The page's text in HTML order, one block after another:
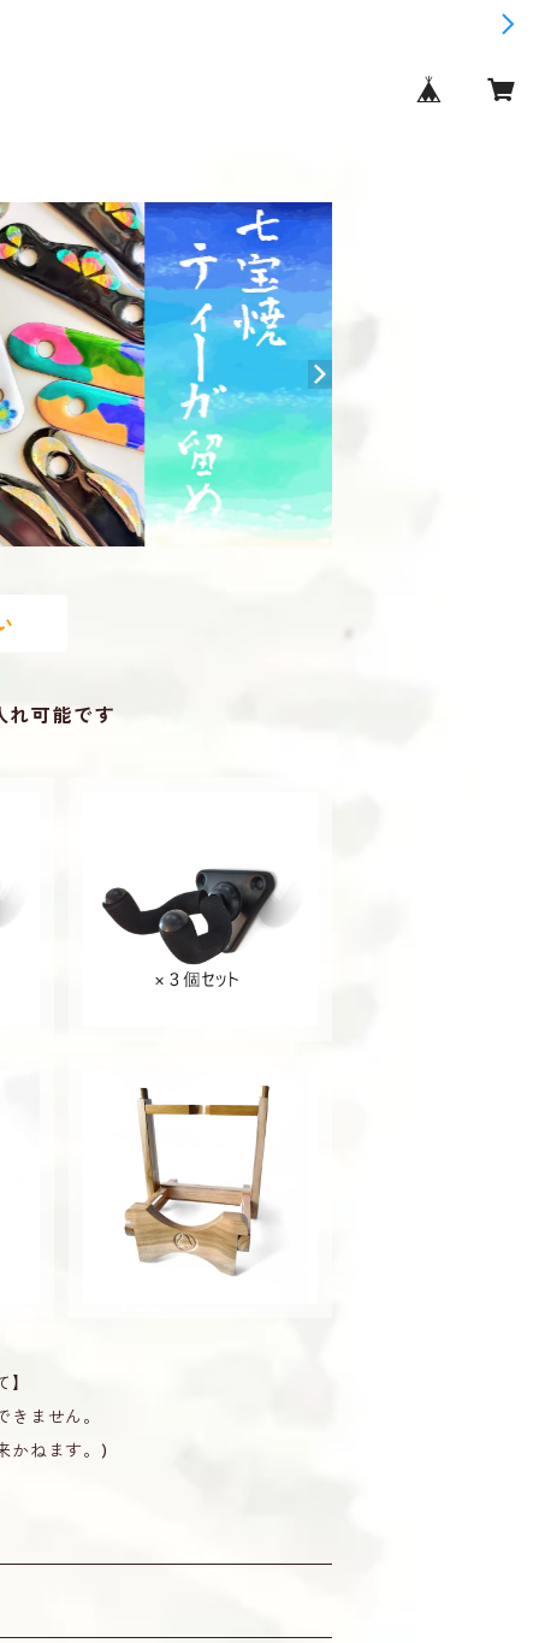
れ可能です
三線用 壁掛け式 スタンド 3
個セット ビス付き 三線掛け
さんしん
¥4,900
三線用 折り畳み式 スタンド
ナチュラル 三線掛け 譜面置
き さんしん
¥5,200
ません。
かねます。)